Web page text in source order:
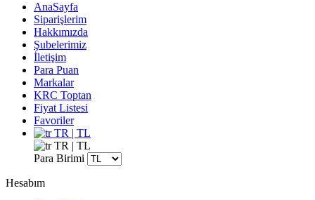
AnaSayfa
Siparişlerim
Hakkımızda
Şubelerimiz
İletişim
Para Puan
Markalar
KRC Toptan
Fiyat Listesi
Favoriler
TR | TL
TR | TL
Para Birimi
Hesabım